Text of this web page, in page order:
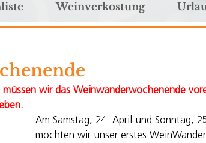
Weinverkostung
wir das Weinwanderwochenende
Am Samstag, 24. April und Sonntag,
möchten wir unser erstes